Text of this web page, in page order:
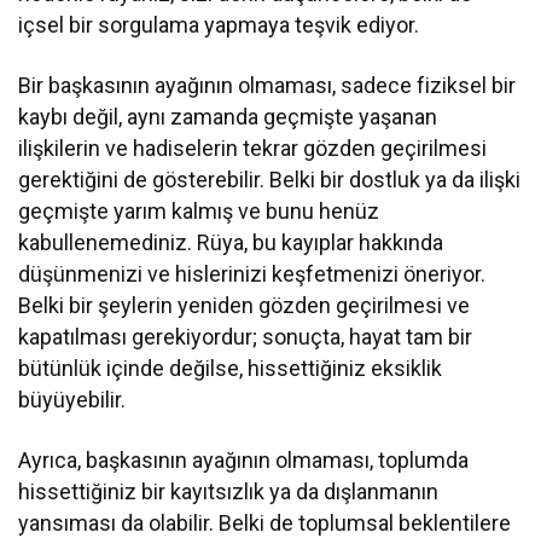
içsel bir sorgulama yapmaya teşvik ediyor.
Bir başkasının ayağının olmaması, sadece fiziksel bir
kaybı değil, aynı zamanda geçmişte yaşanan
ilişkilerin ve hadiselerin tekrar gözden geçirilmesi
gerektiğini de gösterebilir. Belki bir dostluk ya da ilişki
geçmişte yarım kalmış ve bunu henüz
kabullenemediniz. Rüya, bu kayıplar hakkında
düşünmenizi ve hislerinizi keşfetmenizi öneriyor.
Belki bir şeylerin yeniden gözden geçirilmesi ve
kapatılması gerekiyordur; sonuçta, hayat tam bir
bütünlük içinde değilse, hissettiğiniz eksiklik
büyüyebilir.
Ayrıca, başkasının ayağının olmaması, toplumda
hissettiğiniz bir kayıtsızlık ya da dışlanmanın
yansıması da olabilir. Belki de toplumsal beklentilere